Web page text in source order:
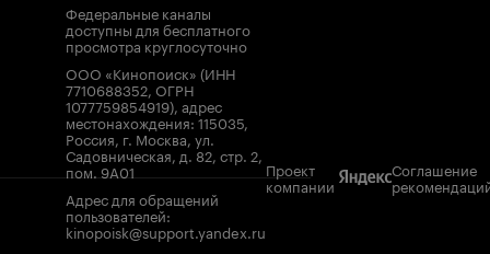
Федеральные каналы
доступны для бесплатного
просмотра круглосуточно
ООО «Кинопоиск» (ИНН
7710688352, ОГРН
1077759854919), адрес
местонахождения: 115035,
Россия, г. Москва, ул.
Садовническая, д. 82, стр. 2,
пом. 9А01
Адрес для обращений
пользователей:
kinopoisk@support.yandex.ru
Проект
компании
Соглашение